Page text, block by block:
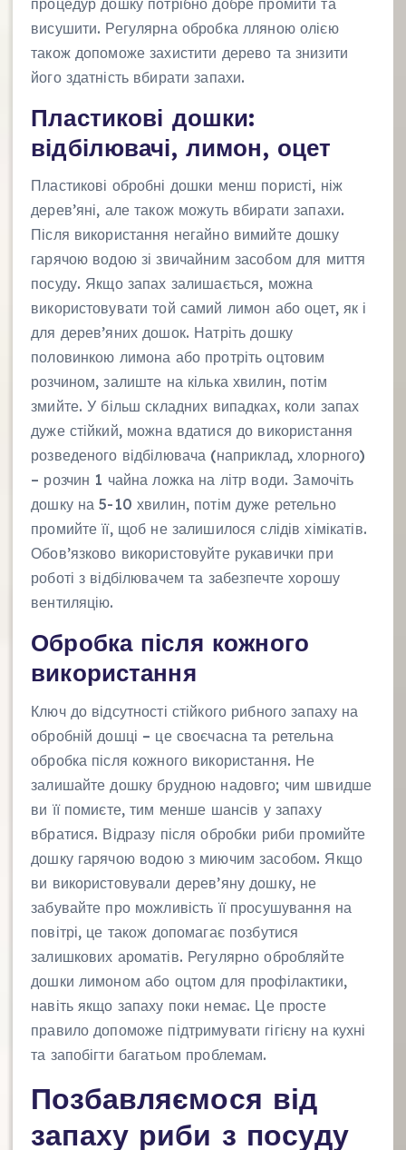
висушити. Регулярна обробка лляною олією
також допоможе захистити дерево та знизити
його здатність вбирати запахи.
Пластикові дошки:
відбілювачі, лимон, оцет
Пластикові обробні дошки менш пористі, ніж
дерев’яні, але також можуть вбирати запахи.
Після використання негайно вимийте дошку
гарячою водою зі звичайним засобом для миття
посуду. Якщо запах залишається, можна
використовувати той самий лимон або оцет, як і
для дерев’яних дошок. Натріть дошку
половинкою лимона або протріть оцтовим
розчином, залиште на кілька хвилин, потім
змийте. У більш складних випадках, коли запах
дуже стійкий, можна вдатися до використання
розведеного відбілювача (наприклад, хлорного)
– розчин 1 чайна ложка на літр води. Замочіть
дошку на 5-10 хвилин, потім дуже ретельно
промийте її, щоб не залишилося слідів хімікатів.
Обов’язково використовуйте рукавички при
роботі з відбілювачем та забезпечте хорошу
вентиляцію.
Обробка після кожного
використання
Ключ до відсутності стійкого рибного запаху на
обробній дошці – це своєчасна та ретельна
обробка після кожного використання. Не
залишайте дошку брудною надовго; чим швидше
ви її помиєте, тим менше шансів у запаху
вбратися. Відразу після обробки риби промийте
дошку гарячою водою з миючим засобом. Якщо
ви використовували дерев’яну дошку, не
забувайте про можливість її просушування на
повітрі, це також допомагає позбутися
залишкових ароматів. Регулярно обробляйте
дошки лимоном або оцтом для профілактики,
навіть якщо запаху поки немає. Це просте
правило допоможе підтримувати гігієну на кухні
та запобігти багатьом проблемам.
Позбавляємося від
запаху риби з посуду